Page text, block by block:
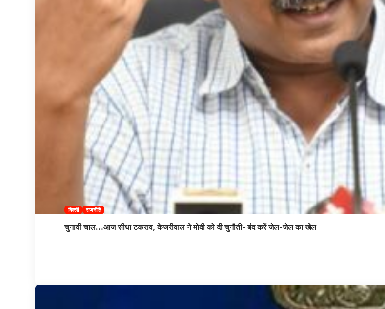
दिल्ली राजनीति
चुनावी चाल…आज सीधा टकराव, केजरीवाल ने मोदी को दी चुनौती- बंद करें जेल-जेल का खेल